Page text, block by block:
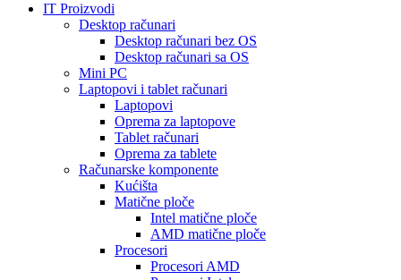
IT Proizvodi
Desktop računari
Desktop računari bez OS
Desktop računari sa OS
Mini PC
Laptopovi i tablet računari
Laptopovi
Oprema za laptopove
Tablet računari
Oprema za tablete
Računarske komponente
Kućišta
Matične ploče
Intel matične ploče
AMD matične ploče
Procesori
Procesori AMD